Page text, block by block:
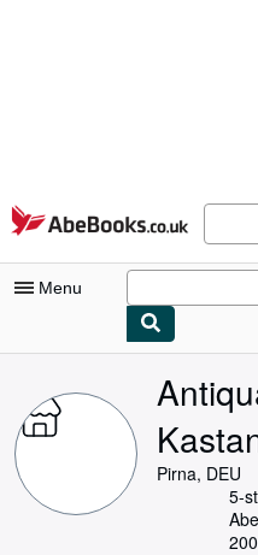
Skip to main content
AbeBooks.co.uk
Menu
My Purchases
Advanced Search
Pirna, DEU
5-